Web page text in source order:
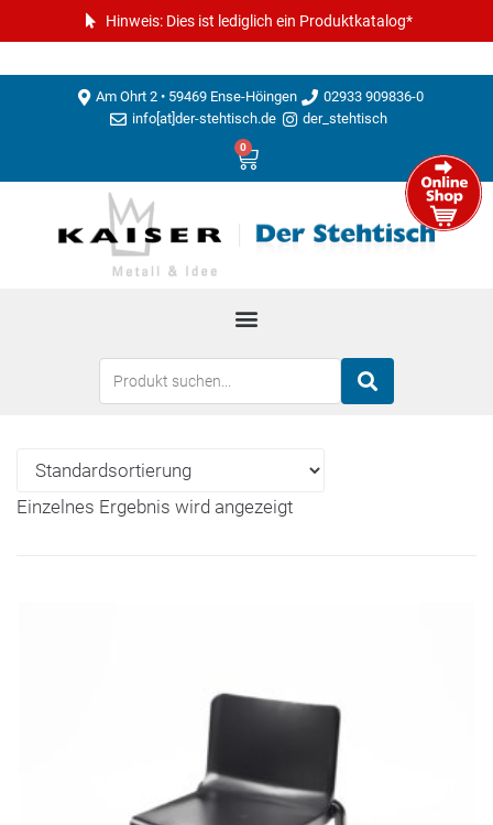
Hinweis: Dies ist lediglich ein Produktkatalog*
Am Ohrt 2 • 59469 Ense-Höingen
02933 909836-0
info[at]der-stehtisch.de
der_stehtisch
0
Einzelnes Ergebnis wird angezeigt